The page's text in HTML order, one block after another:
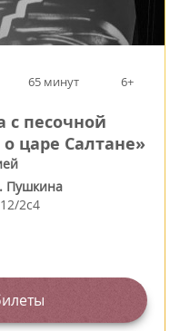
65 минут 6+
с песочной
царе Салтане»
Пушкина
2c4